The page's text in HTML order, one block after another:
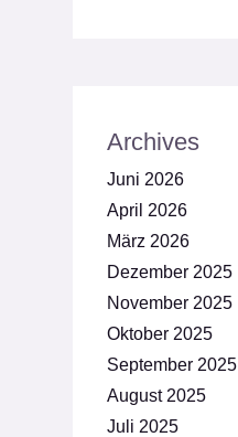
Archives
Juni 2026
April 2026
März 2026
Dezember 2025
November 2025
Oktober 2025
September 2025
August 2025
Juli 2025